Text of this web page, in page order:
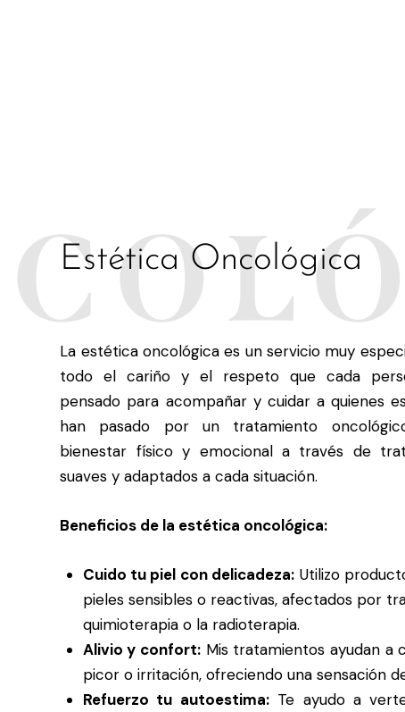
Estética Oncológica
La estética oncológica es un servicio muy
todo el cariño y el respeto que cada
pensado para acompañar y cuidar a quienes
han pasado por un tratamiento
bienestar físico y emocional a través de
suaves y adaptados a cada situación.
Beneficios de la estética oncológica:
Cuido tu piel con delicadeza: Utilizo
pieles sensibles o reactivas, afectados por
quimioterapia o la radioterapia.
Alivio y confort: Mis tratamientos ayudan a
picor o irritación, ofreciendo una sensación
Refuerzo tu autoestima:Te ayudo a